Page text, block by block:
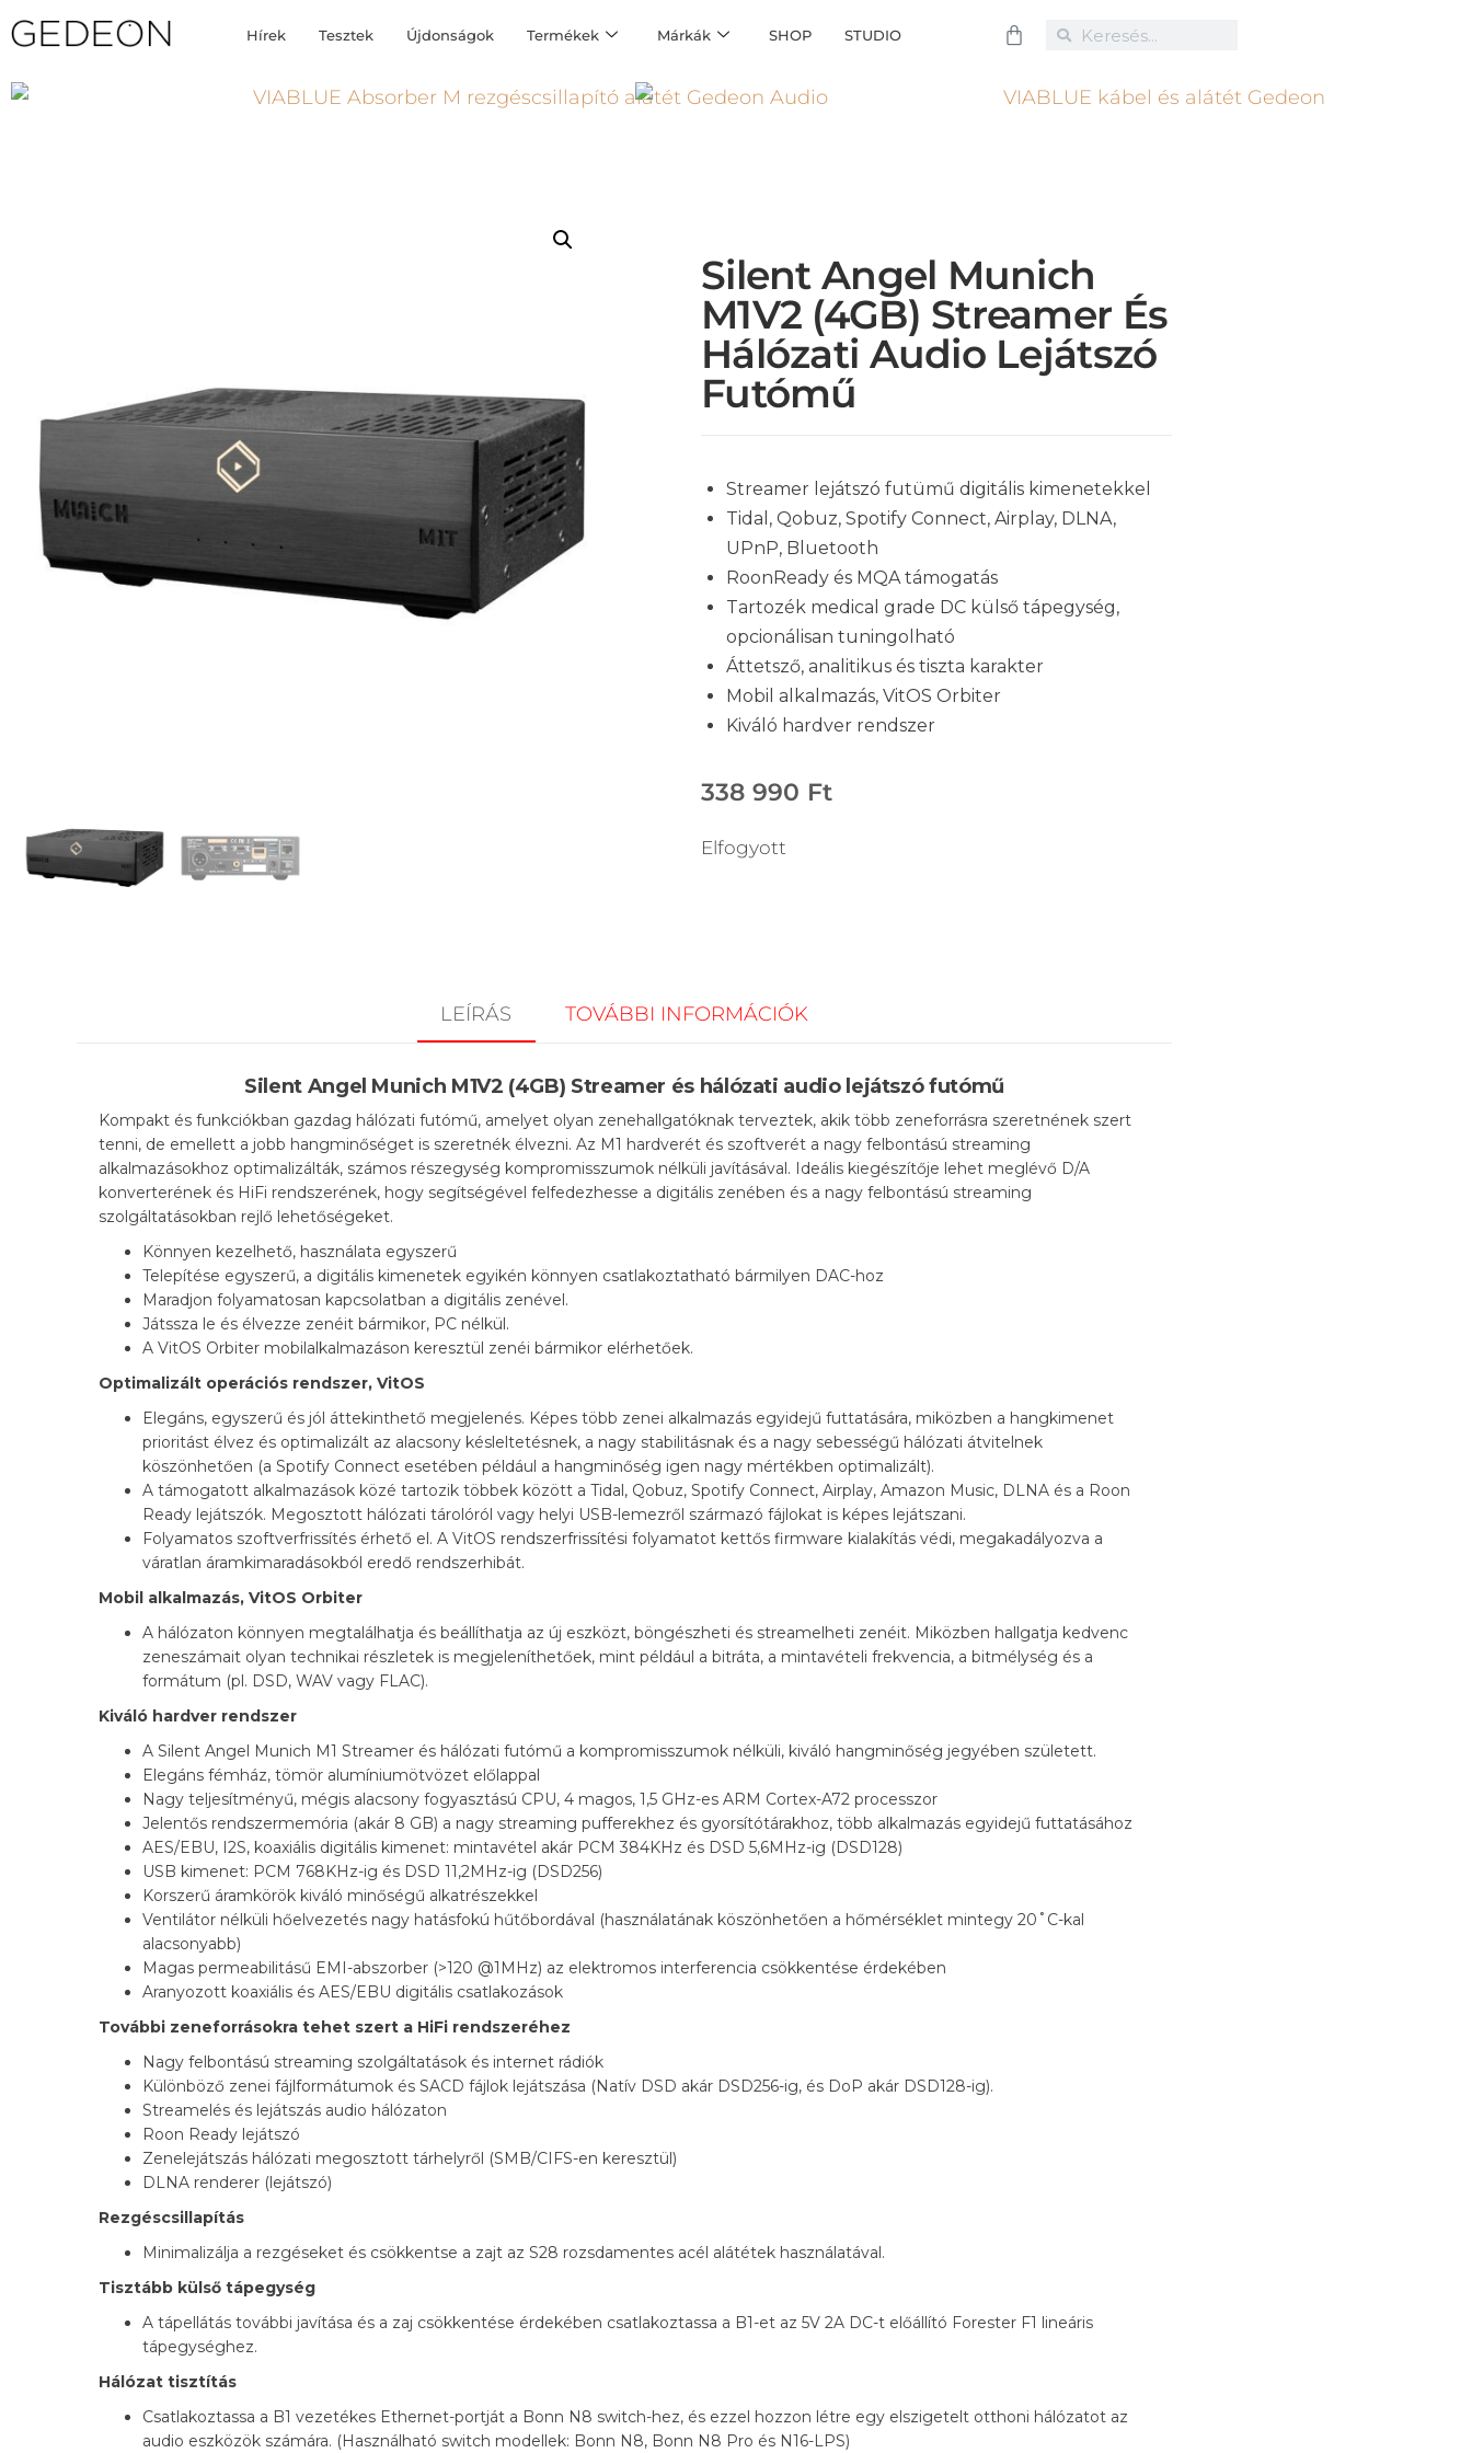
Hírek Tesztek Újdonságok Termékek Márkák SHOP STUDIO
Silent Angel Munich
M1V2 (4GB) Streamer És
Hálózati Audio Lejátszó
Futómű
Streamer lejátszó futümű digitális kimenetekkel
Tidal, Qobuz, Spotify Connect, Airplay, DLNA,
UPnP, Bluetooth
RoonReady és MQA támogatás
Tartozék medical grade DC külső tápegység,
opcionálisan tuningolható
Áttetsző, analitikus és tiszta karakter
Mobil alkalmazás, VitOS Orbiter
Kiváló hardver rendszer
338 990 Ft
Elfogyott
LEÍRÁS TOVÁBBI INFORMÁCIÓK
Silent Angel Munich M1V2 (4GB) Streamer és hálózati audio lejátszó futómű
Kompakt és funkciókban gazdag hálózati futómű, amelyet olyan zenehallgatóknak terveztek, akik több zeneforrásra szeretnének szert
tenni, de emellett a jobb hangminőséget is szeretnék élvezni. Az M1 hardverét és szoftverét a nagy felbontású streaming
alkalmazásokhoz optimalizálták, számos részegység kompromisszumok nélküli javításával. Ideális kiegészítője lehet meglévő D/A
konverterének és HiFi rendszerének, hogy segítségével felfedezhesse a digitális zenében és a nagy felbontású streaming
szolgáltatásokban rejlő lehetőségeket.
Könnyen kezelhető, használata egyszerű
Telepítése egyszerű, a digitális kimenetek egyikén könnyen csatlakoztatható bármilyen DAC-hoz
Maradjon folyamatosan kapcsolatban a digitális zenével.
Játssza le és élvezze zenéit bármikor, PC nélkül.
A VitOS Orbiter mobilalkalmazáson keresztül zenéi bármikor elérhetőek.
Optimalizált operációs rendszer, VitOS
Elegáns, egyszerű és jól áttekinthető megjelenés. Képes több zenei alkalmazás egyidejű futtatására, miközben a hangkimenet
prioritást élvez és optimalizált az alacsony késleltetésnek, a nagy stabilitásnak és a nagy sebességű hálózati átvitelnek
köszönhetően (a Spotify Connect esetében például a hangminőség igen nagy mértékben optimalizált).
A támogatott alkalmazások közé tartozik többek között a Tidal, Qobuz, Spotify Connect, Airplay, Amazon Music, DLNA és a Roon
Ready lejátszók. Megosztott hálózati tárolóról vagy helyi USB-lemezről származó fájlokat is képes lejátszani.
Folyamatos szoftverfrissítés érhető el. A VitOS rendszerfrissítési folyamatot kettős firmware kialakítás védi, megakadályozva a
váratlan áramkimaradásokból eredő rendszerhibát.
Mobil alkalmazás, VitOS Orbiter
A hálózaton könnyen megtalálhatja és beállíthatja az új eszközt, böngészheti és streamelheti zenéit. Miközben hallgatja kedvenc
zeneszámait olyan technikai részletek is megjeleníthetőek, mint például a bitráta, a mintavételi frekvencia, a bitmélység és a
formátum (pl. DSD, WAV vagy FLAC).
Kiváló hardver rendszer
A Silent Angel Munich M1 Streamer és hálózati futómű a kompromisszumok nélküli, kiváló hangminőség jegyében született.
Elegáns fémház, tömör alumíniumötvözet előlappal
Nagy teljesítményű, mégis alacsony fogyasztású CPU, 4 magos, 1,5 GHz-es ARM Cortex-A72 processzor
Jelentős rendszermemória (akár 8 GB) a nagy streaming pufferekhez és gyorsítótárakhoz, több alkalmazás egyidejű futtatásához
AES/EBU, I2S, koaxiális digitális kimenet: mintavétel akár PCM 384KHz és DSD 5,6MHz-ig (DSD128)
USB kimenet: PCM 768KHz-ig és DSD 11,2MHz-ig (DSD256)
Korszerű áramkörök kiváló minőségű alkatrészekkel
Ventilátor nélküli hőelvezetés nagy hatásfokú hűtőbordával (használatának köszönhetően a hőmérséklet mintegy 20˚C-kal
alacsonyabb)
Magas permeabilitásű EMI-abszorber (>120 @1MHz) az elektromos interferencia csökkentése érdekében
Aranyozott koaxiális és AES/EBU digitális csatlakozások
További zeneforrásokra tehet szert a HiFi rendszeréhez
Nagy felbontású streaming szolgáltatások és internet rádiók
Különböző zenei fájlformátumok és SACD fájlok lejátszása (Natív DSD akár DSD256-ig, és DoP akár DSD128-ig).
Streamelés és lejátszás audio hálózaton
Roon Ready lejátszó
Zenelejátszás hálózati megosztott tárhelyről (SMB/CIFS-en keresztül)
DLNA renderer (lejátszó)
Rezgéscsillapítás
Minimalizálja a rezgéseket és csökkentse a zajt az S28 rozsdamentes acél alátétek használatával.
Tisztább külső tápegység
A tápellátás további javítása és a zaj csökkentése érdekében csatlakoztassa a B1-et az 5V 2A DC-t előállító Forester F1 lineáris
tápegységhez.
Hálózat tisztítás
Csatlakoztassa a B1 vezetékes Ethernet-portját a Bonn N8 switch-hez, és ezzel hozzon létre egy elszigetelt otthoni hálózatot az
audio eszközök számára. (Használható switch modellek: Bonn N8, Bonn N8 Pro és N16-LPS)